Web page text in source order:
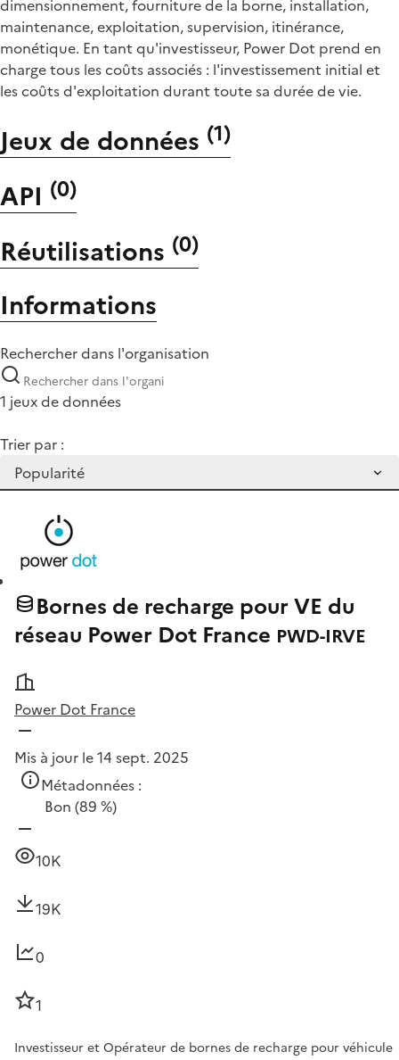
dimensionnement, fourniture de la borne, installation,
maintenance, exploitation, supervision, itinérance,
monétique. En tant qu'investisseur, Power Dot prend en
charge tous les coûts associés : l'investissement initial et
les coûts d'exploitation durant toute sa durée de vie.
Jeux de données (1)
API (0)
Réutilisations (0)
Informations
Rechercher dans l'organisation
1 jeux de données
Trier par :
Bornes de recharge pour VE du
réseau Power Dot France PWD-IRVE
Power Dot France
Mis à jour le 14 sept. 2025
Métadonnées :
Bon (89 %)
10K
19K
0
1
Investisseur et Opérateur de bornes de recharge pour véhicule